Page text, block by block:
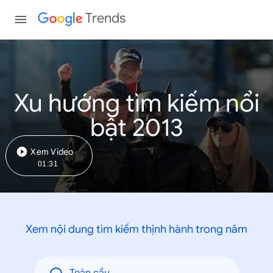
Trends
Xu hướng tìm kiếm nổi
bật 2013
Xem Video
01:31
Xem nội dung tìm kiếm thịnh hành trong năm